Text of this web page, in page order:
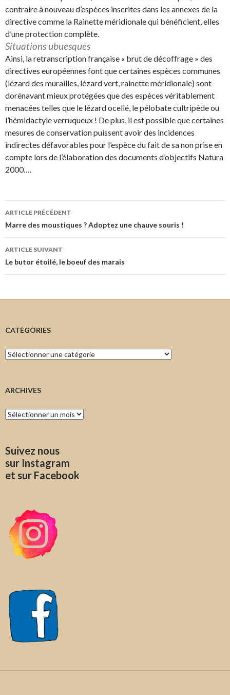
contraire à nouveau d’espèces inscrites dans les annexes de la
directive comme la Rainette méridionale qui bénéficient, elles
d’une protection complète.
Situations ubuesques
Ainsi, la retranscription française « brut de décoffrage » des
directives européennes font que certaines espèces communes
(lézard des murailles, lézard vert, rainette méridionale) sont
dorénavant mieux protégées que des espèces véritablement
menacées telles que le lézard ocellé, le pélobate cultripède ou
l’hémidactyle verruqueux ! De plus, il est possible que certaines
mesures de conservation puissent avoir des incidences
indirectes défavorables pour l’espèce du fait de sa non prise en
compte lors de l’élaboration des documents d’objectifs Natura
2000….
Navigation
des
articles
ARTICLE PRÉCÉDENT
Marre des moustiques ? Adoptez une chauve souris !
ARTICLE SUIVANT
Le butor étoilé, le boeuf des marais
CATÉGORIES
Catégories
ARCHIVES
Archives
Suivez nous
sur Instagram
et sur Facebook